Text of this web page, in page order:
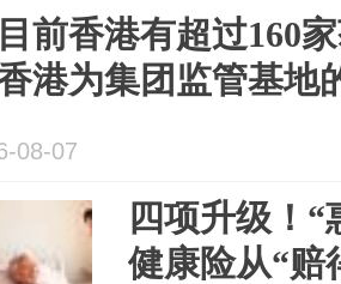
前香港有超过160
港为集团监管基地
08-07
四项升级！“
健康险从“赔